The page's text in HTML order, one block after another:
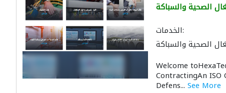
الصحية والسباكة
الخدمات:
الصحية والسباكة
استشارات السلامة
لمكافحة الحريق
Welcome
ContractingAn
Defens... See More